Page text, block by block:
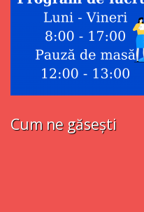
Cum ne găsești